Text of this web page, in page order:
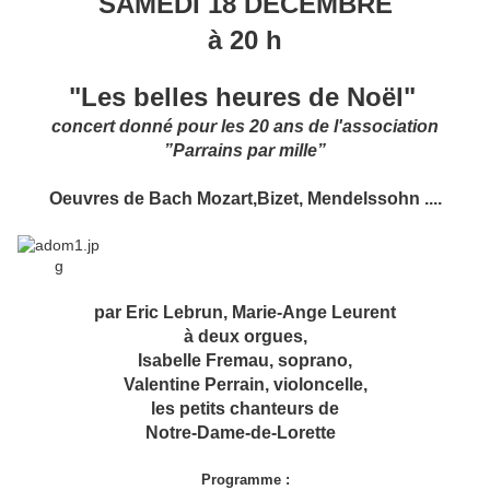
à 20 h
"Les belles heures de Noël"
concert donné pour les 20 ans de l'association
”Parrains par mille”
Oeuvres de Bach Mozart,Bizet, Mendelssohn ....
par Eric Lebrun, Marie-Ange Leurent
à deux orgues,
Isabelle Fremau, soprano,
Valentine Perrain, violoncelle,
les petits chanteurs de
Notre-Dame-de-Lorette
Programme :